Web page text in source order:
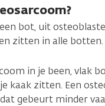
bot, uit
zitten in alle botten.
in je been, vlak
kaak zitten. Een
gebeurt minder